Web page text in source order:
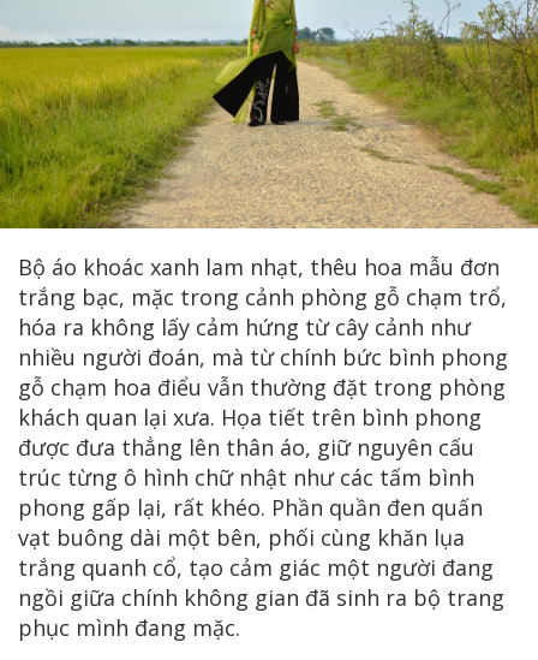
Bộ áo khoác xanh lam nhạt, thêu hoa mẫu đơn
trắng bạc, mặc trong cảnh phòng gỗ chạm trổ,
hóa ra không lấy cảm hứng từ cây cảnh như
nhiều người đoán, mà từ chính bức bình phong
gỗ chạm hoa điểu vẫn thường đặt trong phòng
khách quan lại xưa. Họa tiết trên bình phong
được đưa thẳng lên thân áo, giữ nguyên cấu
trúc từng ô hình chữ nhật như các tấm bình
phong gấp lại, rất khéo. Phần quần đen quấn
vạt buông dài một bên, phối cùng khăn lụa
trắng quanh cổ, tạo cảm giác một người đang
ngồi giữa chính không gian đã sinh ra bộ trang
phục mình đang mặc.